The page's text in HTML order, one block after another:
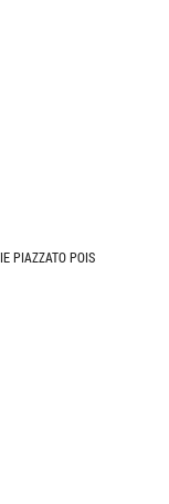
PIAZZATO POIS